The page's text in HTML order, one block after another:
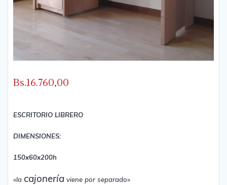
Bs.16.760,00
ESCRITORIO LIBRERO
DIMENSIONES:
150x60x200h
«la cajonería viene por separado»